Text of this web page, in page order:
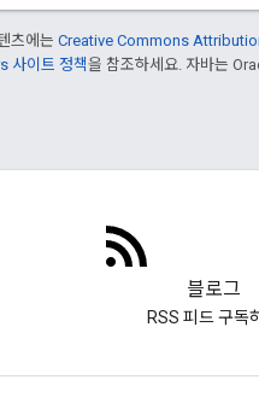
츠에는 Creative Commons
사이트 정책을 참조하세요. 자바는
블로그
RSS 피드 구독